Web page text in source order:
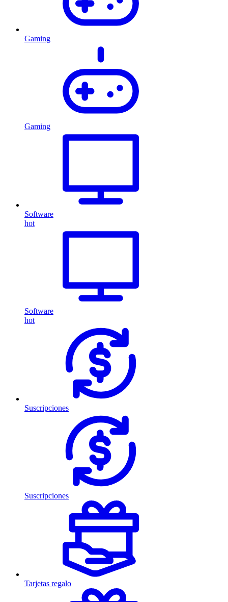
Gaming
Gaming
Software
hot
Software
hot
Suscripciones
Suscripciones
Tarjetas regalo